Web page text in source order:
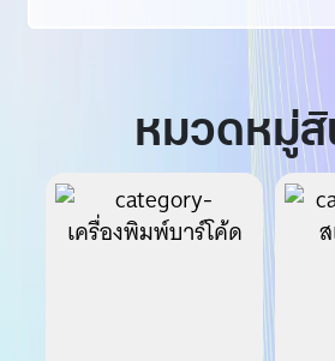
หมวดหมู่สิ
เครื่องพิมพ์บาร์โค้ด เ